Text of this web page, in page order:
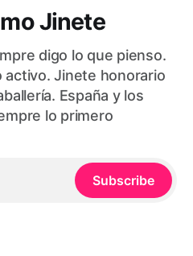
Jinete
digo lo que pienso.
activo. Jinete honorario
España y los
lo primero
Subscribe